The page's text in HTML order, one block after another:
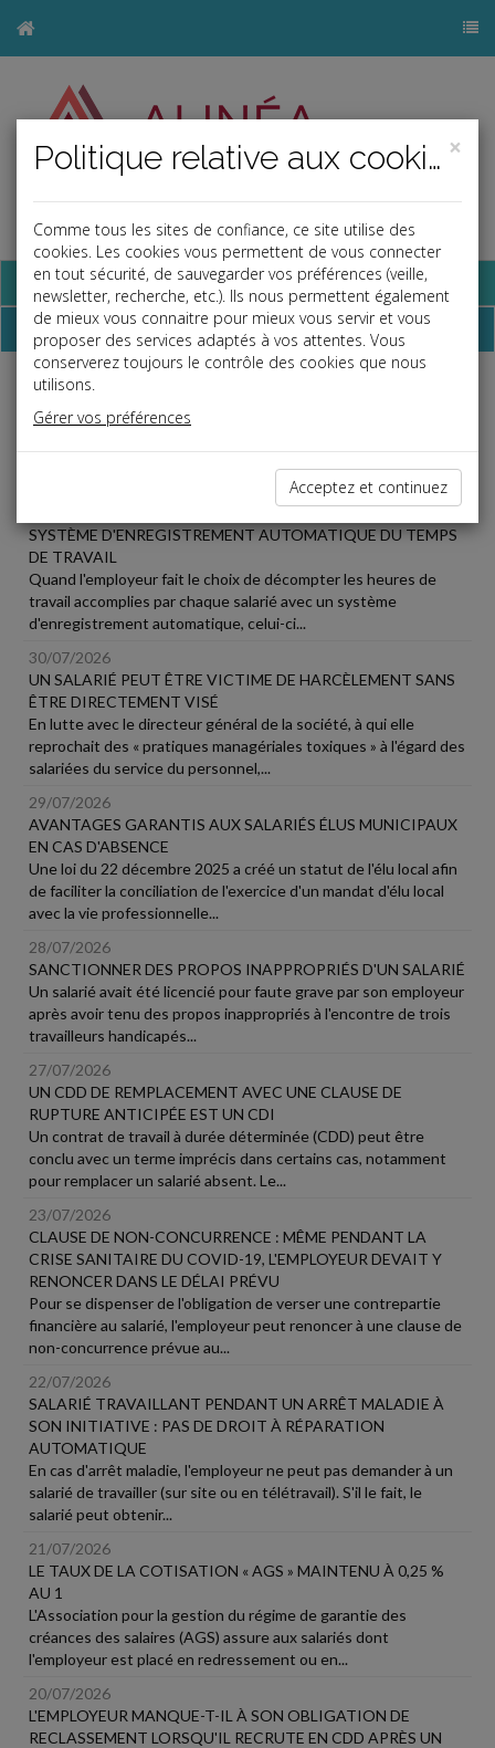
Base documentaire
Dépêches
Liste des dernières dépêches
SYSTÈME D'ENREGISTREMENT AUTOMATIQUE DU TEMPS
DE TRAVAIL
Quand l'employeur fait le choix de décompter les heures de
travail accomplies par chaque salarié avec un système
d'enregistrement automatique, celui-ci...
30/07/2026
UN SALARIÉ PEUT ÊTRE VICTIME DE HARCÈLEMENT SANS
ÊTRE DIRECTEMENT VISÉ
En lutte avec le directeur général de la société, à qui elle
reprochait des « pratiques managériales toxiques » à l'égard des
salariées du service du personnel,...
29/07/2026
AVANTAGES GARANTIS AUX SALARIÉS ÉLUS MUNICIPAUX
EN CAS D'ABSENCE
Une loi du 22 décembre 2025 a créé un statut de l'élu local afin
de faciliter la conciliation de l'exercice d'un mandat d'élu local
avec la vie professionnelle...
28/07/2026
SANCTIONNER DES PROPOS INAPPROPRIÉS D'UN SALARIÉ
Un salarié avait été licencié pour faute grave par son employeur
après avoir tenu des propos inappropriés à l'encontre de trois
travailleurs handicapés...
27/07/2026
UN CDD DE REMPLACEMENT AVEC UNE CLAUSE DE
RUPTURE ANTICIPÉE EST UN CDI
Un contrat de travail à durée déterminée (CDD) peut être
conclu avec un terme imprécis dans certains cas, notamment
pour remplacer un salarié absent. Le...
23/07/2026
CLAUSE DE NON-CONCURRENCE : MÊME PENDANT LA
CRISE SANITAIRE DU COVID-19, L'EMPLOYEUR DEVAIT Y
RENONCER DANS LE DÉLAI PRÉVU
Pour se dispenser de l'obligation de verser une contrepartie
financière au salarié, l'employeur peut renoncer à une clause de
non-concurrence prévue au...
22/07/2026
SALARIÉ TRAVAILLANT PENDANT UN ARRÊT MALADIE À
SON INITIATIVE : PAS DE DROIT À RÉPARATION
AUTOMATIQUE
En cas d'arrêt maladie, l'employeur ne peut pas demander à un
salarié de travailler (sur site ou en télétravail). S'il le fait, le
salarié peut obtenir...
21/07/2026
LE TAUX DE LA COTISATION « AGS » MAINTENU À 0,25 %
AU 1
L'Association pour la gestion du régime de garantie des
créances des salaires (AGS) assure aux salariés dont
l'employeur est placé en redressement ou en...
20/07/2026
L'EMPLOYEUR MANQUE-T-IL À SON OBLIGATION DE
RECLASSEMENT LORSQU'IL RECRUTE EN CDD APRÈS UN
×
Politique relative aux cookies
Comme tous les sites de confiance, ce site utilise des
cookies. Les cookies vous permettent de vous connecter
en tout sécurité, de sauvegarder vos préférences (veille,
newsletter, recherche, etc.). Ils nous permettent également
de mieux vous connaitre pour mieux vous servir et vous
proposer des services adaptés à vos attentes. Vous
conserverez toujours le contrôle des cookies que nous
utilisons.
Gérer vos préférences
Acceptez et continuez